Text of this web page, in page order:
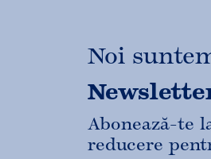
Noi
Abonează-te
reducere